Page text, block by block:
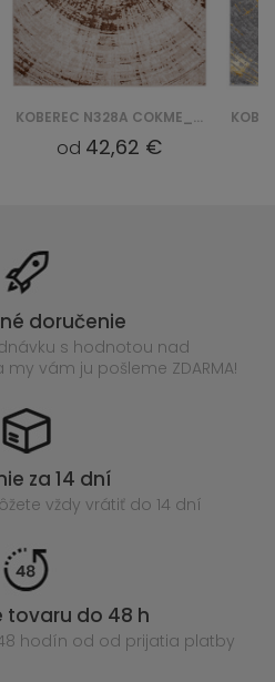
KOBEREC N328A COKME_ PES_ PALERMO - BEŻOWY, BRĄZOWY
od 42,62 €
doručenie
s hodnotou nad
vám ju pošleme ZDARMA!
za 14 dní
vždy vrátiť do 14 dní
tovaru do 48 h
hodín od od prijatia platby